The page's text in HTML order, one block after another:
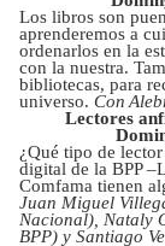
Los libros son
aprenderemos a
ordenarlos en la
con la nuestra.
bibliotecas, para
universo. Con
Lectores
¿Qué tipo de
digital de la BPP
Comfama tienen
Juan Miguel
Nacional), Nataly
BPP) y Santiago